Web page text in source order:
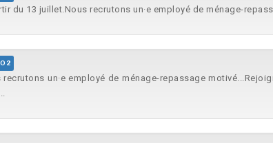
du 13 juillet.Nous recrutons un·e employé de ménage-
O2
un·e employé de ménage-repassage